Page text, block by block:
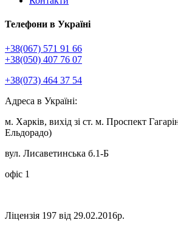
Телефони в Україні
+38(067) 571 91 66
+38(050) 407 76 07
+38(073) 464 37 54
Адреса в Україні:
м. Харків, вихід зі ст. м. Проспект
Ельдорадо)
вул. Лисаветинська б.1-Б
офіс 1
Ліцензія 197 від 29.02.2016р.